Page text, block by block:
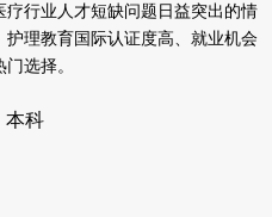
疗行业人才短缺问题日益突出的情
理教育国际认证度高、就业机会
选择。
本科